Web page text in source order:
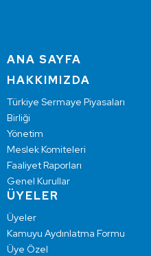
ANA SAYFA
HAKKIMIZDA
Türkiye Sermaye Piyasaları
Birliği
Yönetim
Meslek Komiteleri
Faaliyet Raporları
Genel Kurullar
ÜYELER
Üyeler
Kamuyu Aydınlatma Formu
Üye Özel